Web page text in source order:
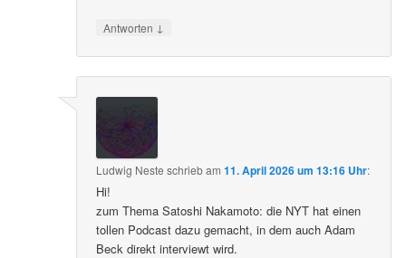
Antworten ↓
Ludwig Neste schriebam11. April 2026 um 13:16 Uhr:
Hi!
zum Thema Satoshi Nakamoto: die NYT hat einen
tollen Podcast dazu gemacht, in dem auch Adam
Beck direkt interviewt wird.